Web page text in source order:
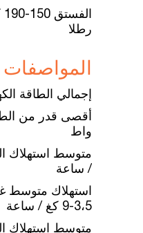
رطلا
المواصفات
إجمالي الطاقة الكهربائية
واط
/ ساعة
استهلاك متوسط
3،5-9 كغ / ساعة